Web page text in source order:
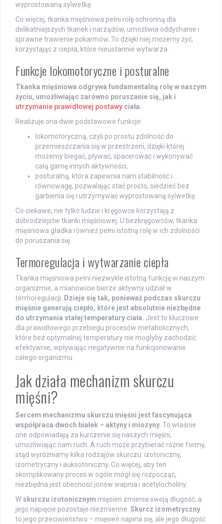
wyprostowaną sylwetkę.
Co więcej, tkanka mięśniowa pełni rolę ochronną dla
delikatniejszych tkanek i narządów, umożliwia oddychanie i
sprawne trawienie pokarmów. To dzięki niej możemy żyć,
korzystając z ciepła, które nieustannie wytwarza.
Funkcje lokomotoryczne i posturalne
Tkanka mięśniowa odgrywa fundamentalną rolę w naszym
życiu, umożliwiając zarówno poruszanie się, jak i
utrzymanie prawidłowej postawy ciała.
Realizuje ona dwie podstawowe funkcje:
lokomotoryczną, czyli po prostu zdolność do
przemieszczania się w przestrzeni, dzięki której
możemy biegać, pływać, spacerować i wykonywać
całą gamę innych aktywności,
posturalną, która zapewnia nam stabilność i
równowagę, pozwalając stać prosto, siedzieć bez
garbienia się i utrzymywać wyprostowaną sylwetkę.
Co ciekawe, nie tylko ludzie i kręgowce korzystają z
dobrodziejstw tkanki mięśniowej. U bezkręgowców, tkanka
mięśniowa gładka również pełni istotną rolę w ich zdolności
do poruszania się.
Termoregulacja i wytwarzanie ciepła
Tkanka mięśniowa pełni niezwykle istotną funkcję w naszym
organizmie, a mianowicie bierze aktywny udział w
termoregulacji. Dzieje się tak, ponieważ podczas skurczu
mięśnie generują ciepło, które jest absolutnie niezbędne
do utrzymania stałej temperatury ciała. Jest to kluczowe
dla prawidłowego przebiegu procesów metabolicznych,
które bez optymalnej temperatury nie mogłyby zachodzić
efektywnie, wpływając negatywnie na funkcjonowanie
całego organizmu.
Jak działa mechanizm skurczu
mięśni?
Sercem mechanizmu skurczu mięśni jest fascynująca
współpraca dwóch białek – aktyny i miozyny. To właśnie
one odpowiadają za kurczenie się naszych mięśni,
umożliwiając nam ruch. A ruch może przybierać różne formy,
stąd wyróżniamy kilka rodzajów skurczu: izotoniczny,
izometryczny i auksotoniczny. Co więcej, aby ten
skomplikowany proces w ogóle mógł się rozpocząć,
niezbędna jest obecność jonów wapnia i acetylocholiny.
W skurczu izotonicznym mięsień zmienia swoją długość, a
jego napięcie pozostaje niezmienne. Skurcz izometryczny
to jego przeciwieństwo – mięsień napina się, ale jego długość